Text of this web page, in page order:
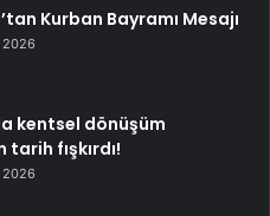
Kurban Bayramı Mesajı
2026
kentsel dönüşüm
tarih fışkırdı!
2026